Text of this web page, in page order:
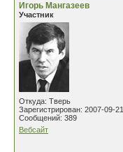
Игорь Мангазеев
Участник
Откуда: Тверь
Зарегистрирован: 2007-09-21
Сообщений: 389
Вебсайт